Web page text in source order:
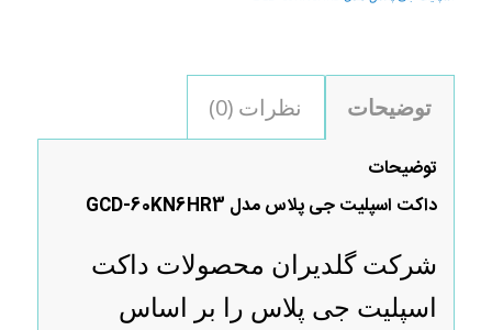
توضیحات نظرات (0)
توضیحات
داکت اسپلیت جی پلاس مدل
شرکت گلدیران محصولات داکت
اسپلیت جی پلاس را بر اساس